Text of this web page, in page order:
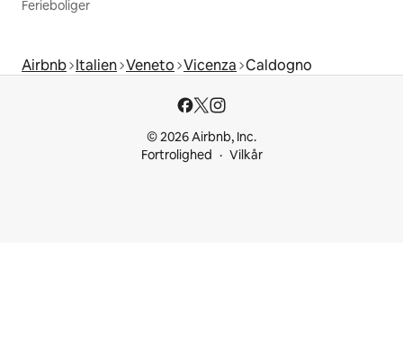
Ferieboliger
Airbnb Italien Veneto Vicenza Caldogno
© 2026 Airbnb, Inc.
Fortrolighed
Vilkår